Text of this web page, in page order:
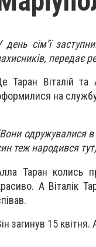
день сім’ї
передає
Таран Віталій
на
одружувалися
теж народився
Таран колись
А Віталік
загинув 15